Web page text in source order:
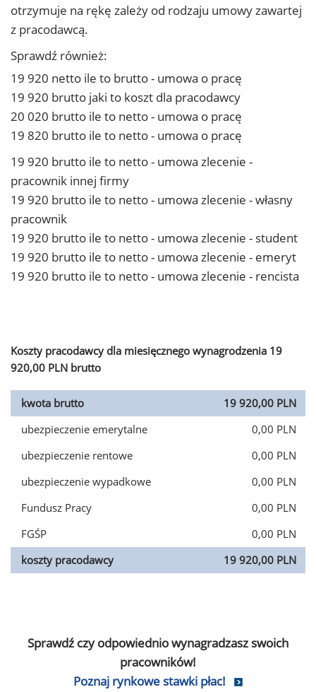
otrzymuje na rękę zależy od rodzaju umowy zawartej
z pracodawcą.
Sprawdź również:
19 920 netto ile to brutto - umowa o pracę
19 920 brutto jaki to koszt dla pracodawcy
20 020 brutto ile to netto - umowa o pracę
19 820 brutto ile to netto - umowa o pracę
19 920 brutto ile to netto - umowa zlecenie -
pracownik innej firmy
19 920 brutto ile to netto - umowa zlecenie - własny
pracownik
19 920 brutto ile to netto - umowa zlecenie - student
19 920 brutto ile to netto - umowa zlecenie - emeryt
19 920 brutto ile to netto - umowa zlecenie - rencista
Koszty pracodawcy dla miesięcznego wynagrodzenia 19
920,00 PLN brutto
kwota brutto
19 920,00 PLN
ubezpieczenie emerytalne
0,00 PLN
ubezpieczenie rentowe
0,00 PLN
ubezpieczenie wypadkowe
0,00 PLN
Fundusz Pracy
0,00 PLN
FGŚP
0,00 PLN
koszty pracodawcy
19 920,00 PLN
Sprawdź czy odpowiednio wynagradzasz swoich
pracowników!
Poznaj rynkowe stawki płac!